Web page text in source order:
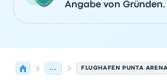
Angabe von Gründen.
... FLUGHAFEN PUNTA